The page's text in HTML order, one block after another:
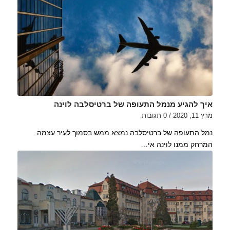
איך להגיע מנמל התעופה של ברטיסלבה לוינה
מרץ 11, 2020 / 0 תגובות
נמל התעופה של ברטיסלבה נמצא ממש בסמוך לעיר עצמה.
המרחק ממנו לוינה אי…